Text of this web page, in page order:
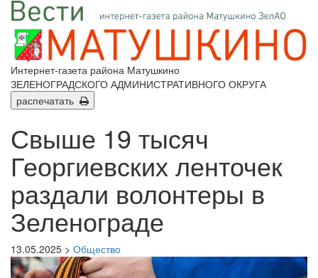
Интернет-газета района Матушкино
ЗЕЛЕНОГРАДСКОГО АДМИНИСТРАТИВНОГО ОКРУГА
распечатать
Свыше 19 тысяч
Георгиевских ленточек
раздали волонтеры в
Зеленограде
13.05.2025 > Общество